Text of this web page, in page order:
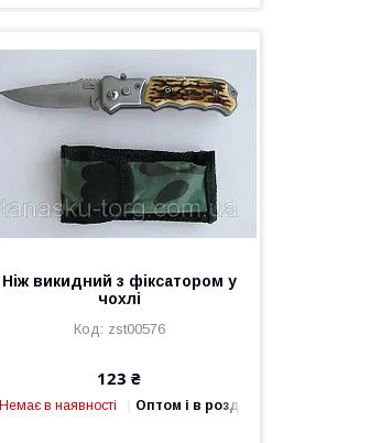
Ніж викидний з фіксатором у
чохлі
zst00576
123 ₴
Немає в наявності Оптом і в роздріб